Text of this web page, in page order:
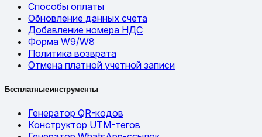
Способы оплаты
Обновление данных счета
Добавление номера НДС
Форма W9/W8
Политика возврата
Отмена платной учетной записи
Бесплатные инструменты
Генератор QR-кодов
Конструктор UTM-тегов